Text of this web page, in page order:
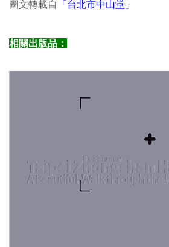
圖文轉載自 「台北市中山堂」
相關出版品：